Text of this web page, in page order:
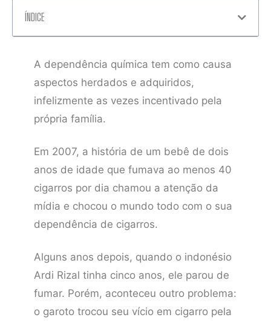
ÍNDICE
A dependência química tem como causa
aspectos herdados e adquiridos,
infelizmente as vezes incentivado pela
própria família.
Em 2007, a história de um bebê de dois
anos de idade que fumava ao menos 40
cigarros por dia chamou a atenção da
mídia e chocou o mundo todo com o sua
dependência de cigarros.
Alguns anos depois, quando o indonésio
Ardi Rizal tinha cinco anos, ele parou de
fumar. Porém, aconteceu outro problema:
o garoto trocou seu vício em cigarro pela